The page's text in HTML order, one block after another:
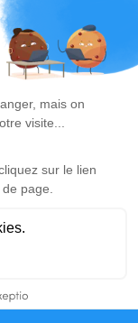
85, à 10 km au
à gérer au mieux